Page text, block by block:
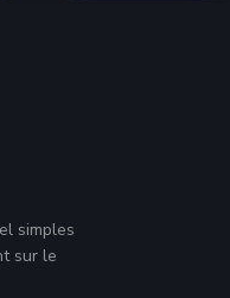
simples
sur le